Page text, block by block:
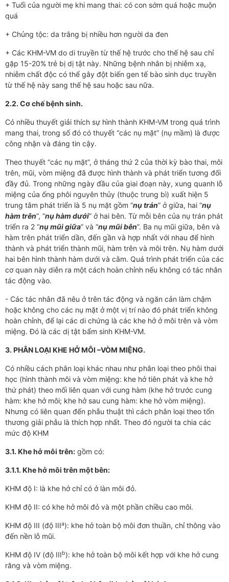
+ Tuổi của người mẹ khi mang thai: có con sớm quá hoặc muộn
quá
+ Chủng tộc: da trắng bị nhiều hơn người da đen
+ Các KHM-VM do di truyền từ thế hệ trước cho thế hệ sau chỉ
gặp 15-20% trẻ bị dị tật này. Những bệnh nhân bị nhiễm xạ,
nhiễm chất độc có thể gây đột biến gen tế bào sinh dục truyền
từ thế hệ này sang thế hệ sau hoặc sau nữa.
2.2. Cơ chế bệnh sinh.
Có nhiều thuyết giải thích sự hình thành KHM-VM trong quá trình
mang thai, trong số đó có thuyết “các nụ mặt” (nụ mầm) là được
công nhận và đáng tin cậy.
Theo thuyết “các nụ mặt”, ở tháng thứ 2 của thời kỳ bào thai, môi
trên, mũi, vòm miệng đã được hình thành và phát triển tương đối
đầy đủ. Trong những ngày đầu của giai đoạn này, xung quanh lỗ
miệng của ống phôi nguyên thủy (thuộc trung bì) xuất hiện 5
trung tâm phát triển là 5 nụ mặt gồm “nụ trán” ở giữa, hai “nụ
hàm trên”, “nụ hàm dưới” ở hai bên. Từ mỗi bên của nụ trán phát
triển ra 2 “nụ mũi giữa” và “nụ mũi bên”. Ba nụ mũi giữa, bên và
hàm trên phát triển dần, đến gần và hợp nhất với nhau để hình
thành và phát triển thành mũi, hàm trên và môi trên. Nụ hàm dưới
hai bên hình thành hàm dưới và cằm. Quá trình phát triển của các
cơ quan này diễn ra một cách hoàn chỉnh nếu không có tác nhân
tác động vào.
- Các tác nhân đã nêu ở trên tác động và ngăn cản làm chậm
hoặc không cho các nụ mặt ở một vị trí nào đó phát triển không
hoàn chỉnh, để lại các di chứng là các khe hở ở môi trên và vòm
miệng. Đó là các dị tật bẩm sinh KHM-VM.
3. PHÂN LOẠI KHE HỞ MÔI –VÒM MIỆNG.
Có nhiều cách phân loại khác nhau như phân loại theo phôi thai
học (hình thành môi và vòm miệng: khe hở tiên phát và khe hở
thứ phát) theo mối liên quan với cung hàm (khe hở trước cung
hàm: khe hở môi; khe hở sau cung hàm: khe hở vòm miệng).
Nhưng có liên quan đến phẫu thuật thì cách phân loại theo tổn
thương giải phẫu là thích hợp nhất. Theo đó người ta chia các
mức độ KHM
3.1. Khe hở môi trên: gồm có:
3.1.1. Khe hở môi trên một bên:
KHM độ I: là khe hở chỉ có ở làn môi đỏ.
KHM độ II: có khe hở môi đỏ và một phần chiều cao môi.
KHM độ III (độ IIIa): khe hở toàn bộ môi đơn thuần, chỉ thông vào
đến nền lỗ mũi.
KHM độ IV (độ IIIb): khe hở toàn bộ môi kết hợp với khe hở cung
răng và vòm miệng.